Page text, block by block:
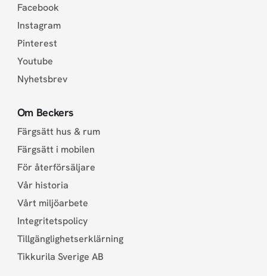
Facebook
Instagram
Pinterest
Youtube
Nyhetsbrev
Om Beckers
Färgsätt hus & rum
Färgsätt i mobilen
För återförsäljare
Vår historia
Vårt miljöarbete
Integritetspolicy
Tillgänglighetserklärning
Tikkurila Sverige AB